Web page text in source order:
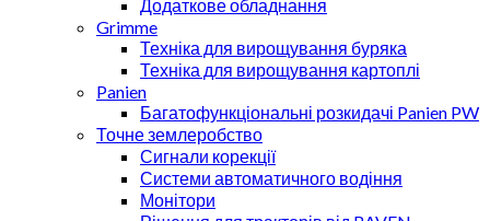
Додаткове обладнання
Grimme
Техніка для вирощування буряка
Техніка для вирощування картоплі
Panien
Багатофункціональні розкидачі Panien PW
Точне землеробство
Сигнали корекції
Системи автоматичного водіння
Монітори